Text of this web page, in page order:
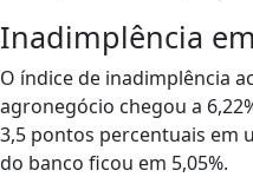
Inadimplência
O índice de inadimplência
agronegócio chegou a
3,5 pontos percentuais em
do banco ficou em 5,05%.